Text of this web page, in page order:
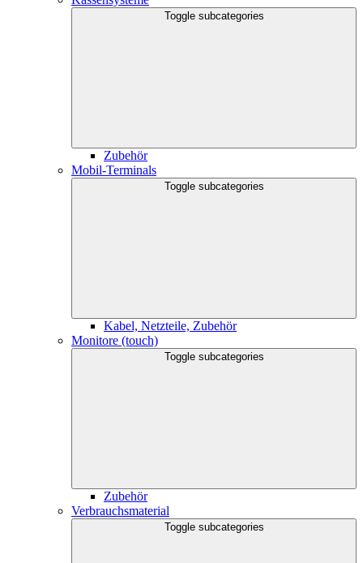
Toggle subcategories
Zubehör
Mobil-Terminals
Toggle subcategories
Kabel, Netzteile, Zubehör
Monitore (touch)
Toggle subcategories
Zubehör
Verbrauchsmaterial
Toggle subcategories